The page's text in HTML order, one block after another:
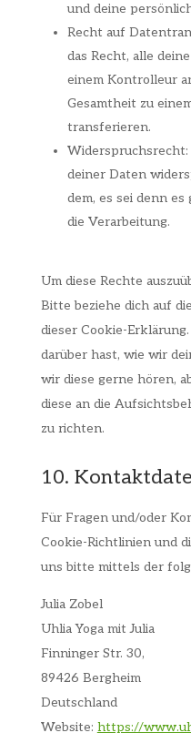
und deine
Recht auf
das Recht, alle
einem Kontrolleur
Gesamtheit zu
transferieren.
deiner Daten
dem, es sei denn
die Verarbeitung.
Um diese Rechte
Bitte beziehe dich auf
dieser Cookie-
darüber hast, wie wir
wir diese gerne hören,
diese an die
zu richten.
10.
Für Fragen und/oder
Cookie-Richtlinien und
uns bitte mittels der
Julia Zobel
Uhlia Yoga mit Julia
Finninger Str. 30,
89426 Bergheim
Deutschland
Website: https://